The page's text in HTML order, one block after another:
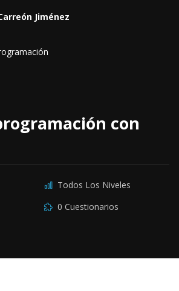
Jiménez
con
Todos Los Niveles
0 Cuestionarios